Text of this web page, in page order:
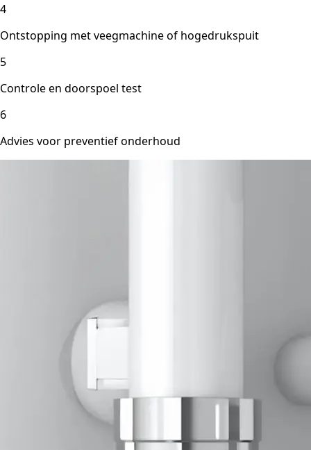
4
Ontstopping met veegmachine of hogedrukspuit
5
Controle en doorspoel test
6
Advies voor preventief onderhoud